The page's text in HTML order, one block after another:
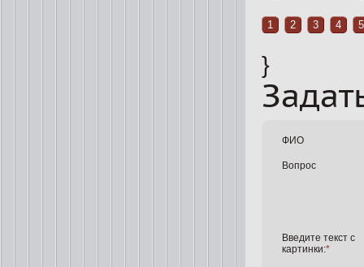
1 2 3 4 5
}
ФИО
Вопрос
Введите текст с
картинки:*